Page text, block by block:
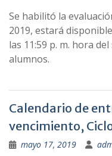
Se habilitó la
2019, estará
las 11:59 p. m. hora
alumnos.
Calendario de
vencimiento,
mayo 17, 2019